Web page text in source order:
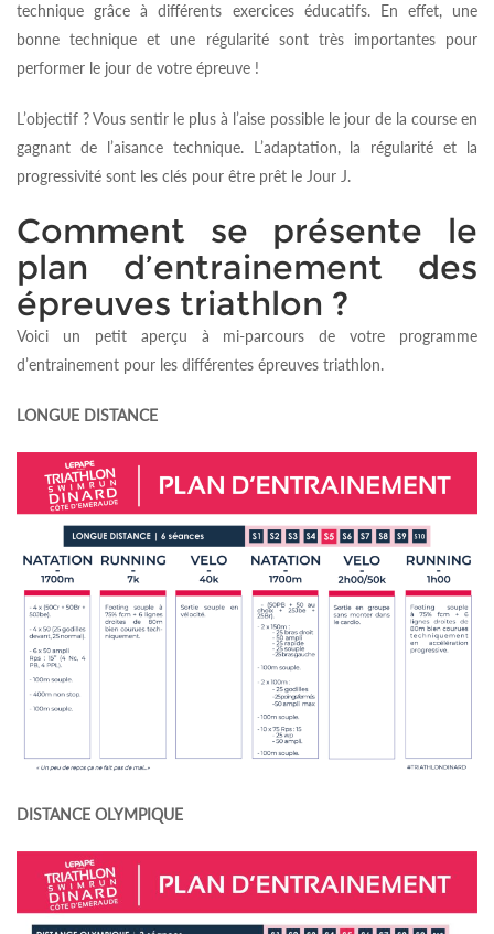
technique grâce à différents exercices éducatifs. En effet, une
bonne technique et une régularité sont très importantes pour
performer le jour de votre épreuve !
L’objectif ? Vous sentir le plus à l’aise possible le jour de la course en
gagnant de l’aisance technique. L’adaptation, la régularité et la
progressivité sont les clés pour être prêt le Jour J.
Comment se présente le
plan d’entrainement des
épreuves triathlon ?
Voici un petit aperçu à mi-parcours de votre programme
d’entrainement pour les différentes épreuves triathlon.
LONGUE DISTANCE
DISTANCE OLYMPIQUE